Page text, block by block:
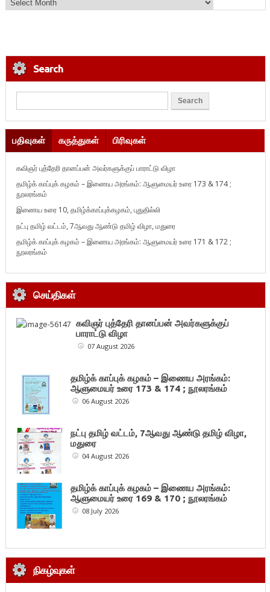
Search
பதிவுகள் கருத்துகள் பிரிவுகள்
கவிஞர் புத்தேரி தானப்பன் அவர்களுக்குப் பாராட்டு விழா
தமிழ்க் காப்புக் கழகம் – இணைய அரங்கம்: ஆளுமையர் உரை 173 & 174 ;
நூலரங்கம்
இணைய உரை 10, தமிழ்க்காப்புக்கழகம், புதுதில்லி
நட்பு தமிழ் வட்டம், 7ஆவது ஆண்டு தமிழ் விழா, மதுரை
தமிழ்க் காப்புக் கழகம் – இணைய அரங்கம்: ஆளுமையர் உரை 171 & 172 ;
நூலரங்கம்
செய்திகள்
கவிஞர் புத்தேரி தானப்பன் அவர்களுக்குப்
பாராட்டு விழா
07 August 2026
தமிழ்க் காப்புக் கழகம் – இணைய அரங்கம்:
ஆளுமையர் உரை 173 & 174 ; நூலரங்கம்
06 August 2026
நட்பு தமிழ் வட்டம், 7ஆவது ஆண்டு தமிழ் விழா,
மதுரை
04 August 2026
தமிழ்க் காப்புக் கழகம் – இணைய அரங்கம்:
ஆளுமையர் உரை 169 & 170 ; நூலரங்கம்
08 July 2026
நிகழ்வுகள்